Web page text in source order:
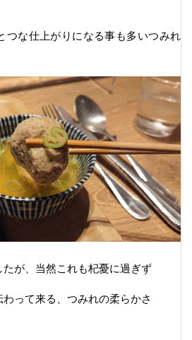
つな仕上がりになる事も多いつみれ
が、当然これも杞憂に過ぎず
って来る、つみれの柔らかさ